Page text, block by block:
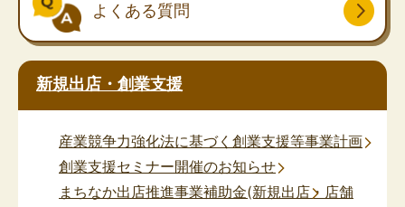
よくある質問
新規出店・創業支援
産業競争力強化法に基づく創業支援等事業計画
創業支援セミナー開催のお知らせ
まちなか出店推進事業補助金(新規出店・店舗